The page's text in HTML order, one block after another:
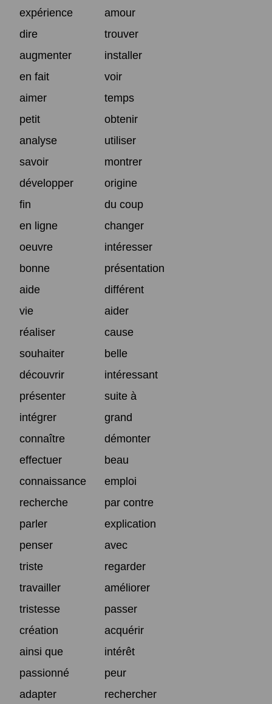
expérience
amour
dire
trouver
augmenter
installer
en fait
voir
aimer
temps
petit
obtenir
analyse
utiliser
savoir
montrer
développer
origine
fin
du coup
en ligne
changer
oeuvre
intéresser
bonne
présentation
aide
différent
vie
aider
réaliser
cause
souhaiter
belle
découvrir
intéressant
présenter
suite à
intégrer
grand
connaître
démonter
effectuer
beau
connaissance
emploi
recherche
par contre
parler
explication
penser
avec
triste
regarder
travailler
améliorer
tristesse
passer
création
acquérir
ainsi que
intérêt
passionné
peur
adapter
rechercher